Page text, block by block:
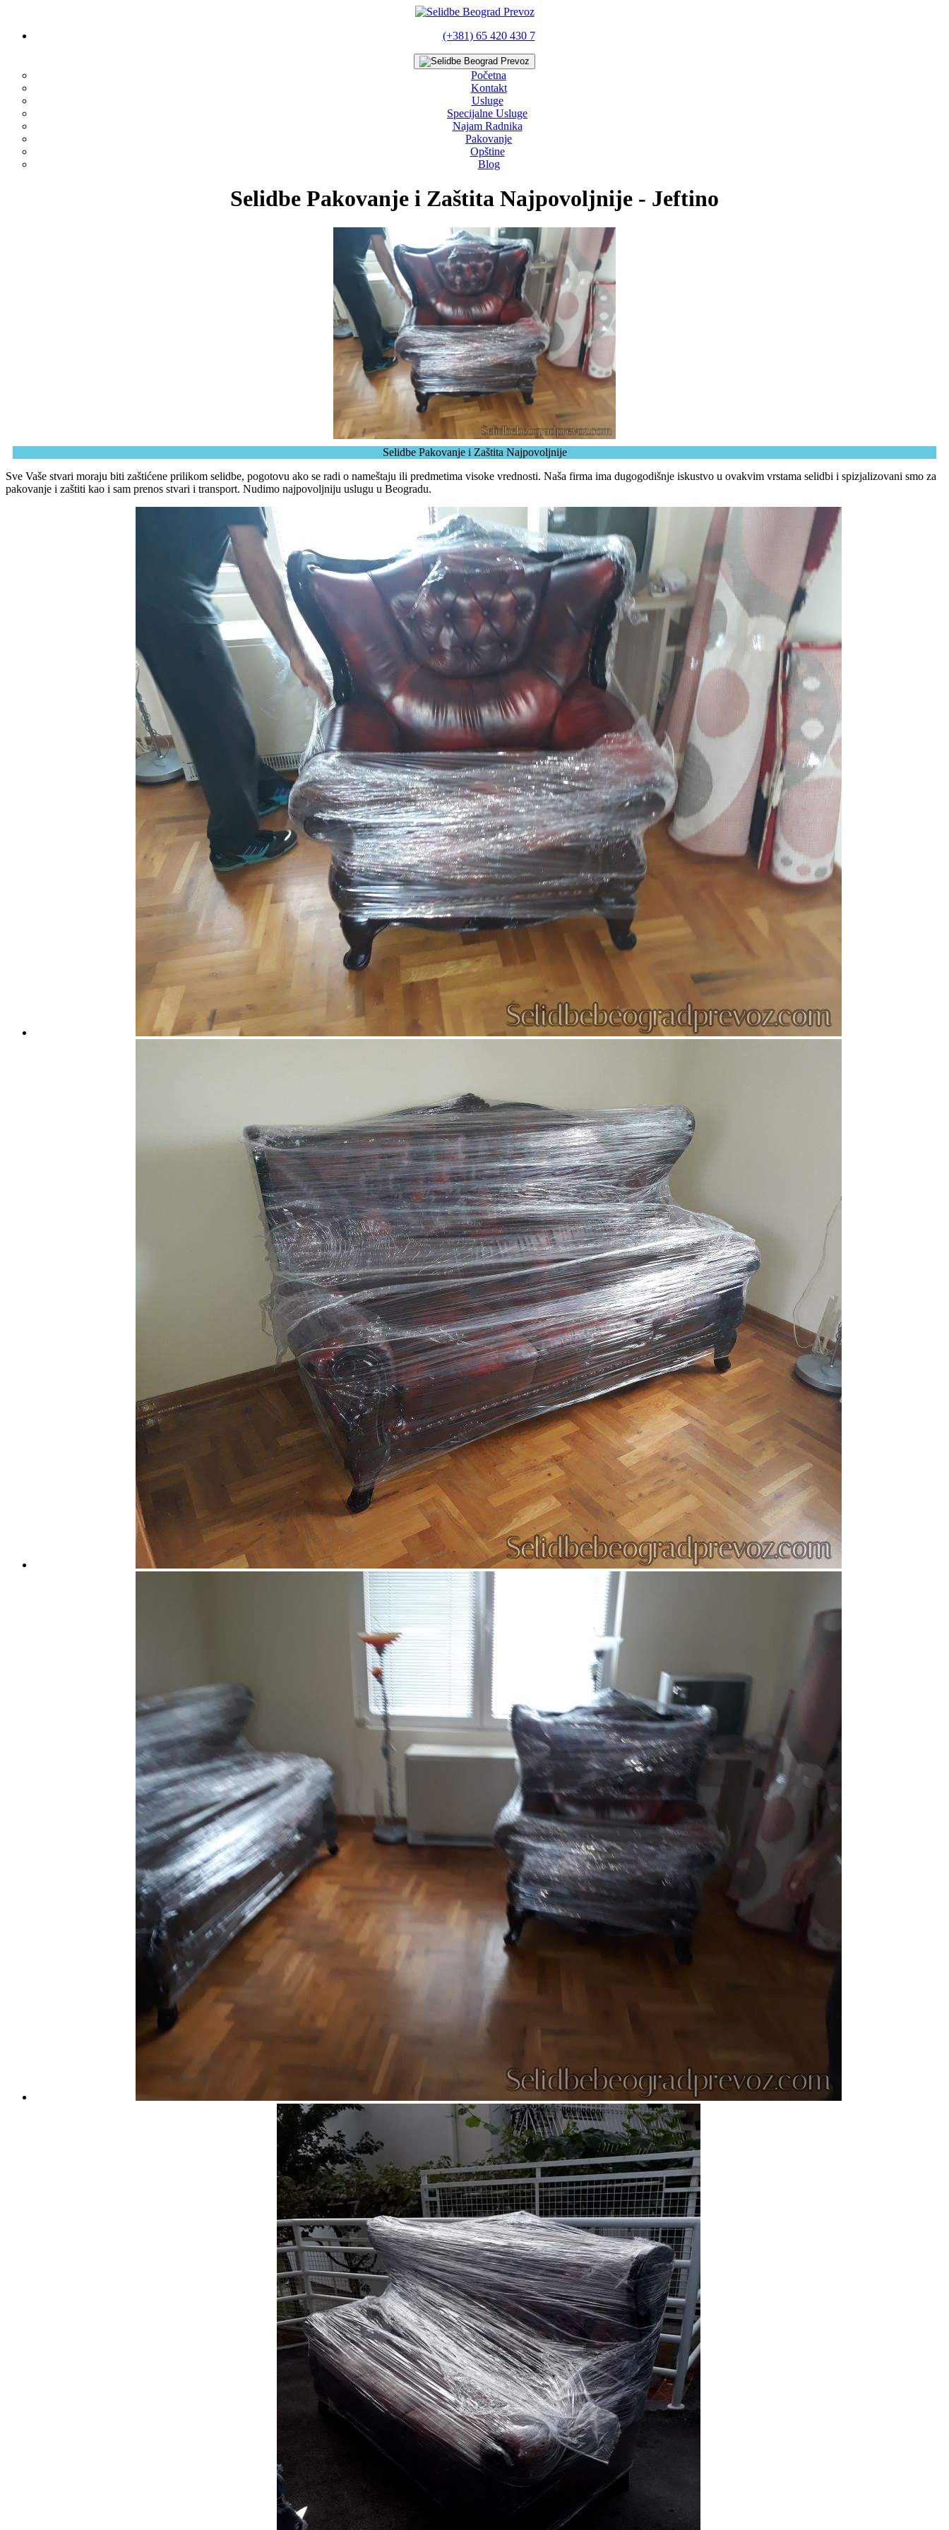
(+381) 65 420 430 7
Početna
Kontakt
Usluge
Specijalne Usluge
Najam Radnika
Pakovanje
Opštine
Blog
Selidbe Pakovanje i Zaštita Najpovoljnije - Jeftino
Selidbe Pakovanje i Zaštita Najpovoljnije
Sve Vaše stvari moraju biti zaštićene prilikom selidbe, pogotovu ako se radi o nameštaju ili predmetima visoke vrednosti. Naša firma ima dugogodišnje iskustvo u ovakvim vrstama selidbi i spizjalizovani smo za
pakovanje i zaštiti kao i sam prenos stvari i transport. Nudimo najpovoljniju uslugu u Beogradu.